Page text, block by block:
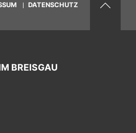
DATENSCHUTZ
BREISGAU